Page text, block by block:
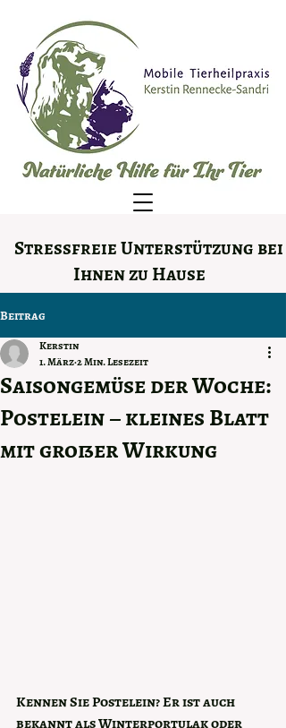
Stressfreie Unterstützung bei
Ihnen zu Hause
Beitrag
Saisongemüse der Woche:
Postelein – kleines Blatt
mit großer Wirkung
Kerstin
1. März2 Min. Lesezeit
Kennen Sie Postelein? Er ist auch
bekannt als Winterportulak oder